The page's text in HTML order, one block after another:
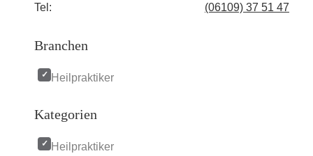
Tel:
(06109) 37 51 47
Branchen
Heilpraktiker
Kategorien
Heilpraktiker